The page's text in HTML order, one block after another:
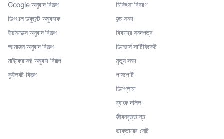
Google অনুবাদ বিকল্প
ডিপএল ডকুমেন্ট অনুবাদক
ইয়ানডেক্স অনুবাদ বিকল্প
আমাজন অনুবাদ বিকল্প
মাইক্রোসফ্ট অনুবাদ বিকল্প
কুইলবট বিকল্প
চিকিৎসা বিবরণ
জন্ম সনদ
বিবাহের সনদপত্র
ডিভোর্স সার্টিফিকেট
মৃত্যু সনদ
পাসপোর্ট
ডিপ্লোমা
ব্যাংক দলিল
জীবনবৃত্তান্ত
ডাক্তারের নোট